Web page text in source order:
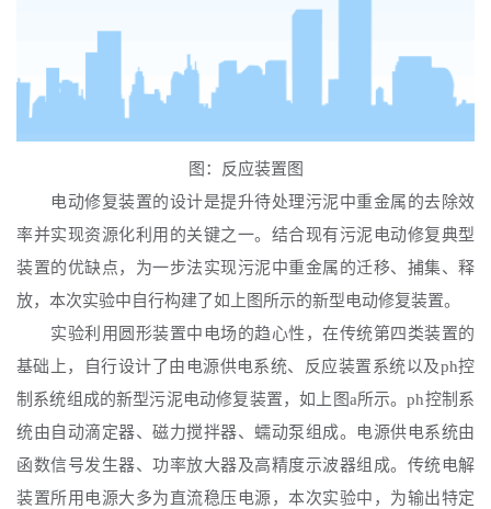
图：反应装置图
电动修复装置的设计是提升待处理污泥中重金属的去除效
率并实现资源化利用的关键之一。结合现有污泥电动修复典型
装置的优缺点，为一步法实现污泥中重金属的迁移、捕集、释
放，本次实验中自行构建了如上图所示的新型电动修复装置。
实验利用圆形装置中电场的趋心性，在传统第四类装置的
基础上，自行设计了由电源供电系统、反应装置系统以及ph控
制系统组成的新型污泥电动修复装置，如上图a所示。ph控制系
统由自动滴定器、磁力搅拌器、蠕动泵组成。电源供电系统由
函数信号发生器、功率放大器及高精度示波器组成。传统电解
装置所用电源大多为直流稳压电源，本次实验中，为输出特定